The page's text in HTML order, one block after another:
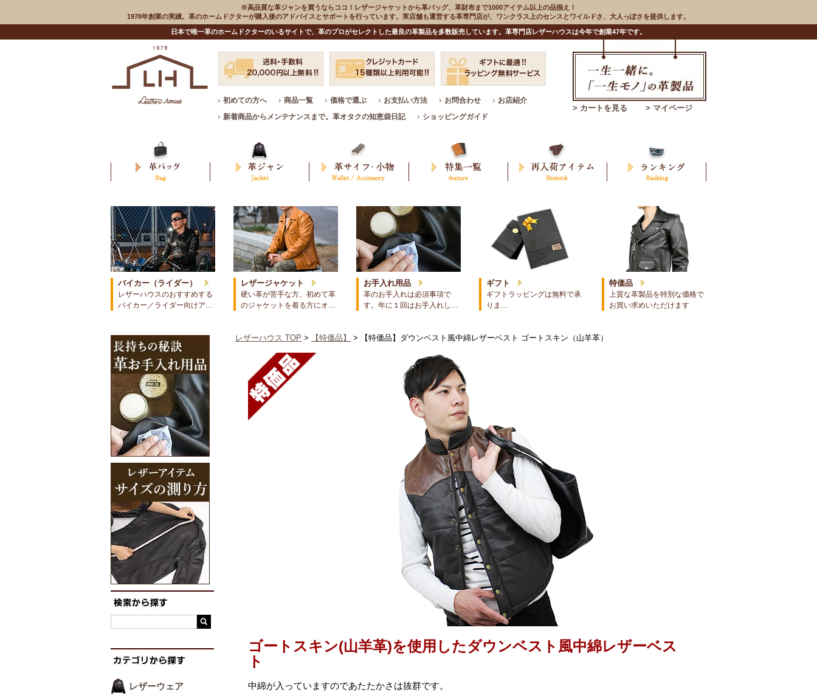
※高品質な革ジャンを買うならココ！レザージャケットから革バッグ、革財布まで1000アイテム以上の品揃え！
1978年創業の実績。革のホームドクターが購入後のアドバイスとサポートを行っています。実店舗も運営する革専門店が、ワンクラス上のセンスとワイルドさ、大人っぽさを提供します。
日本で唯一革のホームドクターのいるサイトで、革のプロがセレクトした最良の革製品を多数販売しています。革専門店レザーハウスは今年で創業47年です。
初めての方へ 商品一覧 価格で選ぶ お支払い方法 お問合わせ
お店紹介
新着商品からメンテナンスまで。革オタクの知恵袋日記
ショッピングガイド
> カートを見る > マイページ
バイカー（ライダー）
レザーハウスのおすすめする
バイカー／ライダー向けア…
レザージャケット
硬い革が苦手な方、初めて革
のジャケットを着る方にオ…
お手入れ用品
革のお手入れは必須事項で
す。年に１回はお手入れし…
ギフト
ギフトラッピングは無料で承
りま…
特価品
上質な革製品を特別な価格で
お買い求めいただけます
レザーウェア
レザーハウス TOP > 【特価品】 > 【特価品】ダウンベスト風中綿レザーベスト ゴートスキン（山羊革）
ゴートスキン(山羊革)を使用したダウンベスト風中綿レザーベス
ト
中綿が入っていますのであたたかさは抜群です。